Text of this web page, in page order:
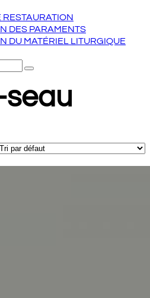
RESTAURATION
DES PARAMENTS
DU MATÉRIEL LITURGIQUE
Envoyer
seau